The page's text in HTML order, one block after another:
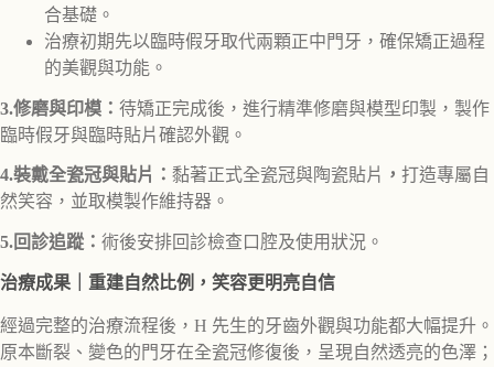
合基礎。
治療初期先以臨時假牙取代兩顆正中門牙，確保矯正過程
的美觀與功能。
3.修磨與印模： 待矯正完成後，進行精準修磨與模型印製，製作
臨時假牙與臨時貼片確認外觀。
4.裝戴全瓷冠與貼片： 黏著正式全瓷冠與陶瓷貼片 ， 打造專屬自
然笑容，並取模製作維持器。
5.回診追蹤： 術後安排回診檢查口腔及使用狀況。
治療成果｜重建自然比例，笑容更明亮自信
經過完整的治療流程後，H 先生的牙齒外觀與功能都大幅提升。
原本斷裂、變色的門牙在全瓷冠修復後，呈現自然透亮的色澤；